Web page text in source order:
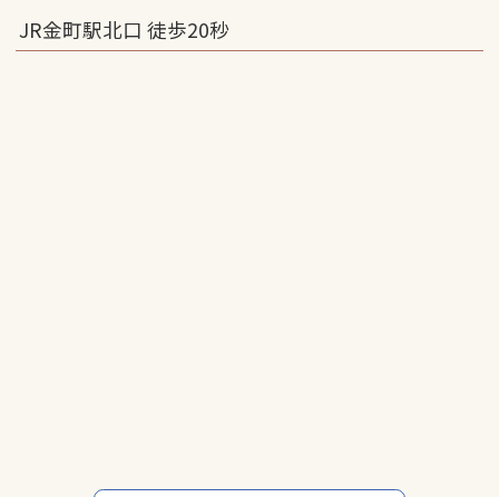
JR金町駅北口 徒歩20秒